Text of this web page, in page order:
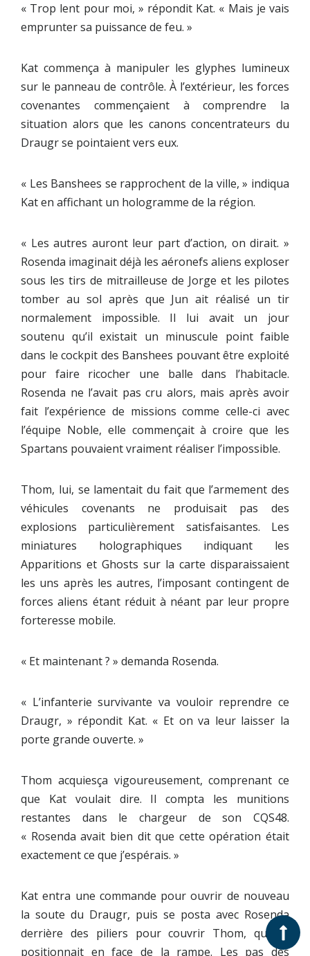
« Trop lent pour moi, » répondit Kat. « Mais je vais
emprunter sa puissance de feu. »
Kat commença à manipuler les glyphes lumineux
sur le panneau de contrôle. À l’extérieur, les forces
covenantes commençaient à comprendre la
situation alors que les canons concentrateurs du
Draugr se pointaient vers eux.
« Les Banshees se rapprochent de la ville, » indiqua
Kat en affichant un hologramme de la région.
« Les autres auront leur part d’action, on dirait. »
Rosenda imaginait déjà les aéronefs aliens exploser
sous les tirs de mitrailleuse de Jorge et les pilotes
tomber au sol après que Jun ait réalisé un tir
normalement impossible. Il lui avait un jour
soutenu qu’il existait un minuscule point faible
dans le cockpit des Banshees pouvant être exploité
pour faire ricocher une balle dans l’habitacle.
Rosenda ne l’avait pas cru alors, mais après avoir
fait l’expérience de missions comme celle-ci avec
l’équipe Noble, elle commençait à croire que les
Spartans pouvaient vraiment réaliser l’impossible.
Thom, lui, se lamentait du fait que l’armement des
véhicules covenants ne produisait pas des
explosions particulièrement satisfaisantes. Les
miniatures holographiques indiquant les
Apparitions et Ghosts sur la carte disparaissaient
les uns après les autres, l’imposant contingent de
forces aliens étant réduit à néant par leur propre
forteresse mobile.
« Et maintenant ? » demanda Rosenda.
« L’infanterie survivante va vouloir reprendre ce
Draugr, » répondit Kat. « Et on va leur laisser la
porte grande ouverte. »
Thom acquiesça vigoureusement, comprenant ce
que Kat voulait dire. Il compta les munitions
restantes dans le chargeur de son CQS48.
« Rosenda avait bien dit que cette opération était
exactement ce que j’espérais. »
Kat entra une commande pour ouvrir de nouveau
la soute du Draugr, puis se posta avec Rosenda
derrière des piliers pour couvrir Thom, qui se
positionnait en face de la rampe. Les pas des